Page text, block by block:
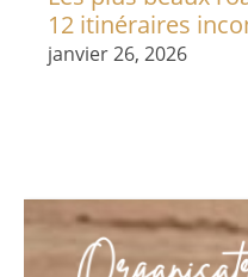
12 itinéraires
janvier 26, 2026